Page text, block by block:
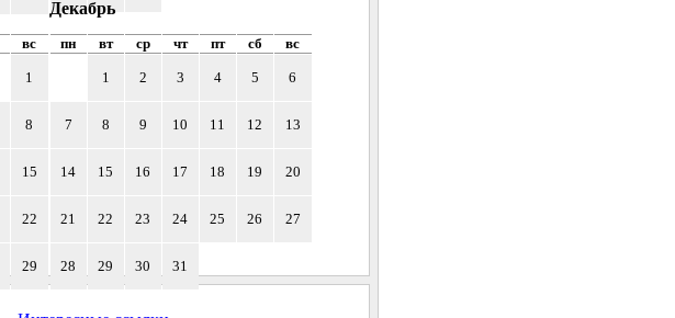
вс
1
8
15
22
29
Декабрь
пн вт ср чт пт сб вс
1 2 3 4 5 6
7 8 9 10 11 12 13
14 15 16 17 18 19 20
21 22 23 24 25 26 27
28 29 30 31